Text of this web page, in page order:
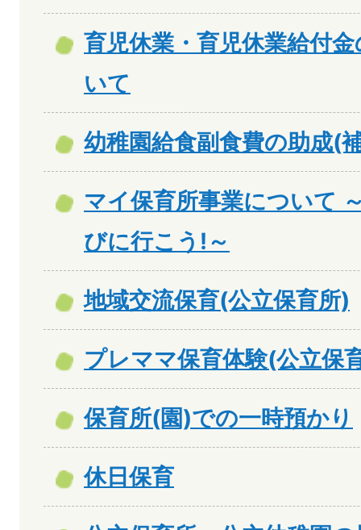
育児休業・育児休業給付
いて
幼稚園給食副食費の助成(
マイ保育所事業について
びに行こう!～
地域交流保育(公立保育所)
プレママ保育体験(公立保
保育所(園)での一時預かり
休日保育